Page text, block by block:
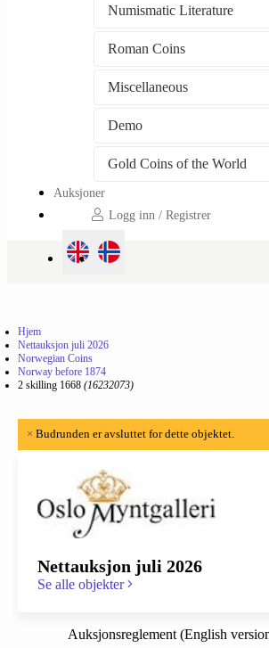
Numismatic Literature
Roman Coins
Miscellaneous
Demo
Gold Coins of the World
Auksjoner
Logg inn / Registrer
Hjem
Nettauksjon juli 2026
Norwegian Coins
Norway before 1874
2 skilling 1668 (16232073)
× Budrunden er avsluttet for dette objektet.
Nettauksjon juli 2026
Se alle objekter
Auksjonsreglement (English